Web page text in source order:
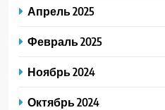
Апрель 2025
Февраль 2025
Ноябрь 2024
Октябрь 2024